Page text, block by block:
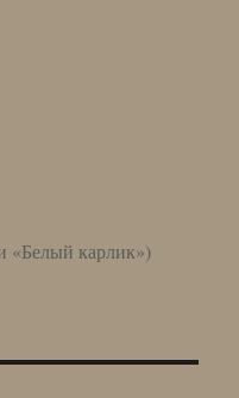
карлик»)